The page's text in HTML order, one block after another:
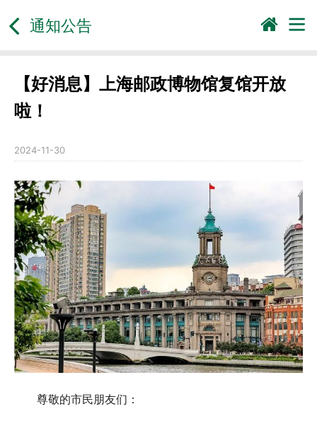
通知公告
【好消息】上海邮政博物馆复馆开放
啦！
2024-11-30
尊敬的市民朋友们：